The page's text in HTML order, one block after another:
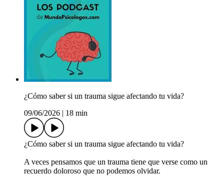
¿Cómo saber si un trauma sigue afectando tu vida?
09/06/2026
18 min
¿Cómo saber si un trauma sigue afectando tu vida?
A veces pensamos que un trauma tiene que verse como un
recuerdo doloroso que no podemos olvidar.